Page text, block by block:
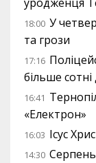
18:00 У
та грози
17:16
більше сотні
16:41
«Електрон»
16:03 Ісус
14:30